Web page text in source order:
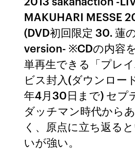
MAKUHARI MESSE
(DVD初回限定 30. 蓮
version- ※CDの内容
単再生できる「プレ
ビス封入(ダウンロー
年4月30日まで) セプ
ダッチマン時代から
く、原点に立ち返る
いが強い。